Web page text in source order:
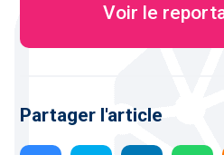
Voir le
Partager l'article